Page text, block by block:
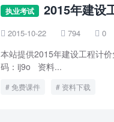
执业考试 2015年建设
 2015-10-22  794  0
本站提供2015年建设工程计
码：ij9o 资料...
免费课件 资料下载